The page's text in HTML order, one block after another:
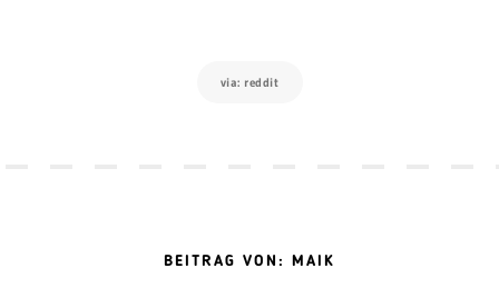
via: reddit
BEITRAG VON: MAIK